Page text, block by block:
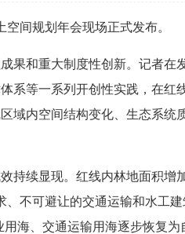
间规划年会现场正式发布。
和重大制度性创新。记者在
等一系列开创性实践，在红
内空间结构变化、生态系统
持续显现。红线内林地面积增
不可避让的交通运输和水工
海、交通运输用海逐步恢复